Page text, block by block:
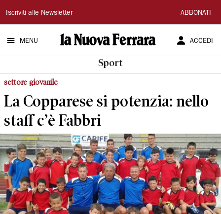
La
Nuova
Ferrara
Iscriviti alle Newsletter ABBONATI
MENU ACCEDI
Sport
settore giovanile
La Copparese si potenzia: nello
staff c’è Fabbri